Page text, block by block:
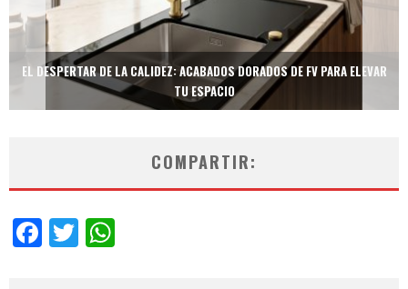
TECNOLOGÍA Y BIENESTAR DE VANGUARDIA: EL INODORO INTELIGENTE
NEOTECH DE FV.
COMPARTIR:
Facebook
Twitter